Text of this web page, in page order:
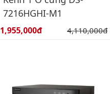
7216HGHI-M1
Giá bán:
1,955,000đ Giá gốc:
4,110,000đ